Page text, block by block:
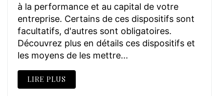
à la performance et au capital de votre
entreprise. Certains de ces dispositifs sont
facultatifs, d'autres sont obligatoires.
Découvrez plus en détails ces dispositifs et
les moyens de les mettre...
LIRE PLUS